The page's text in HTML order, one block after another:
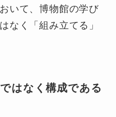
いて、博物館の学び
なく「組み立てる」
はなく構成である